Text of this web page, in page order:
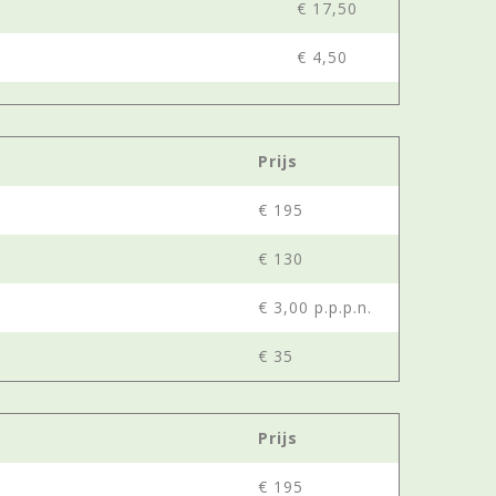
€ 17,50
€ 4,50
Prijs
€ 195
€ 130
€ 3,00 p.p.p.n.
€ 35
Prijs
€ 195